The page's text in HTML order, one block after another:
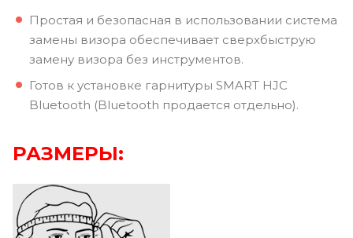
Простая и безопасная в использовании система
замены визора обеспечивает сверхбыструю
замену визора без инструментов.
Готов к установке гарнитуры SMART HJC
Bluetooth (Bluetooth продается отдельно).
РАЗМЕРЫ: